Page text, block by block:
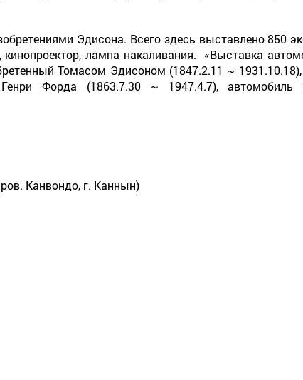
Эдисона. Всего здесь выставлено 850
лампа накаливания. «Выставка
Томасом Эдисоном (1847.2.11 ~
Форда (1863.7.30 ~ 1947.4.7), автомобиль
Канвондо, г. Каннын)